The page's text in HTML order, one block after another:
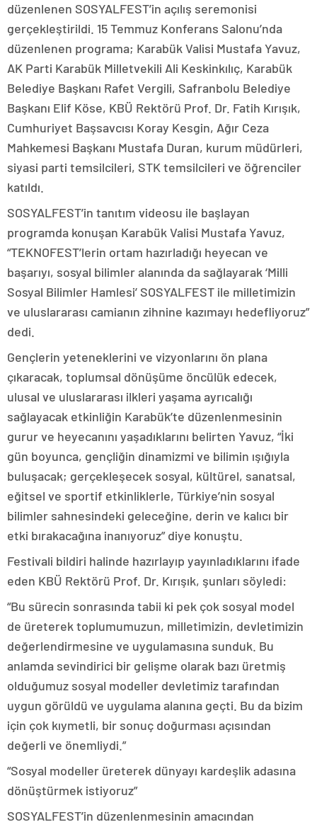
düzenlenen SOSYALFEST’in açılış seremonisi
gerçekleştirildi. 15 Temmuz Konferans Salonu’nda
düzenlenen programa; Karabük Valisi Mustafa Yavuz,
AK Parti Karabük Milletvekili Ali Keskinkılıç, Karabük
Belediye Başkanı Rafet Vergili, Safranbolu Belediye
Başkanı Elif Köse, KBÜ Rektörü Prof. Dr. Fatih Kırışık,
Cumhuriyet Başsavcısı Koray Kesgin, Ağır Ceza
Mahkemesi Başkanı Mustafa Duran, kurum müdürleri,
siyasi parti temsilcileri, STK temsilcileri ve öğrenciler
katıldı.
SOSYALFEST’in tanıtım videosu ile başlayan
programda konuşan Karabük Valisi Mustafa Yavuz,
“TEKNOFEST’lerin ortam hazırladığı heyecan ve
başarıyı, sosyal bilimler alanında da sağlayarak ‘Milli
Sosyal Bilimler Hamlesi’ SOSYALFEST ile milletimizin
ve uluslararası camianın zihnine kazımayı hedefliyoruz”
dedi.
Gençlerin yeteneklerini ve vizyonlarını ön plana
çıkaracak, toplumsal dönüşüme öncülük edecek,
ulusal ve uluslararası ilkleri yaşama ayrıcalığı
sağlayacak etkinliğin Karabük’te düzenlenmesinin
gurur ve heyecanını yaşadıklarını belirten Yavuz, “İki
gün boyunca, gençliğin dinamizmi ve bilimin ışığıyla
buluşacak; gerçekleşecek sosyal, kültürel, sanatsal,
eğitsel ve sportif etkinliklerle, Türkiye’nin sosyal
bilimler sahnesindeki geleceğine, derin ve kalıcı bir
etki bırakacağına inanıyoruz” diye konuştu.
Festivali bildiri halinde hazırlayıp yayınladıklarını ifade
eden KBÜ Rektörü Prof. Dr. Kırışık, şunları söyledi:
“Bu sürecin sonrasında tabii ki pek çok sosyal model
de üreterek toplumumuzun, milletimizin, devletimizin
değerlendirmesine ve uygulamasına sunduk. Bu
anlamda sevindirici bir gelişme olarak bazı üretmiş
olduğumuz sosyal modeller devletimiz tarafından
uygun görüldü ve uygulama alanına geçti. Bu da bizim
için çok kıymetli, bir sonuç doğurması açısından
değerli ve önemliydi.”
“Sosyal modeller üreterek dünyayı kardeşlik adasına
dönüştürmek istiyoruz”
SOSYALFEST’in düzenlenmesinin amacından